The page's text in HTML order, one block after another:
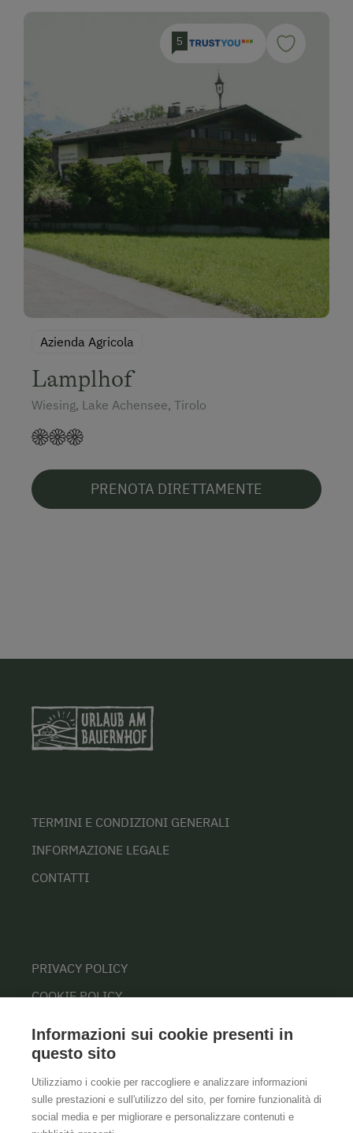
5
Azienda Agricola
Lamplhof
Wiesing, Lake Achensee, Tirolo
PRENOTA DIRETTAMENTE
TERMINI E CONDIZIONI GENERALI
INFORMAZIONE LEGALE
CONTATTI
PRIVACY POLICY
COOKIE POLICY
Informazioni sui cookie presenti in
questo sito
Utilizziamo i cookie per raccogliere e analizzare informazioni
sulle prestazioni e sull'utilizzo del sito, per fornire funzionalità di
social media e per migliorare e personalizzare contenuti e